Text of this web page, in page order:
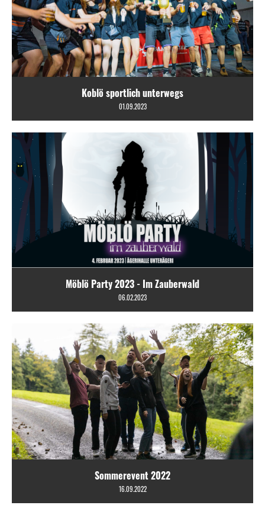
Koblö sportlich unterwegs
01.09.2023
Möblö Party 2023 - Im Zauberwald
06.02.2023
Sommerevent 2022
16.09.2022